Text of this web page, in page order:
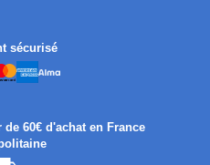
sécurisé
60€ d'achat en France